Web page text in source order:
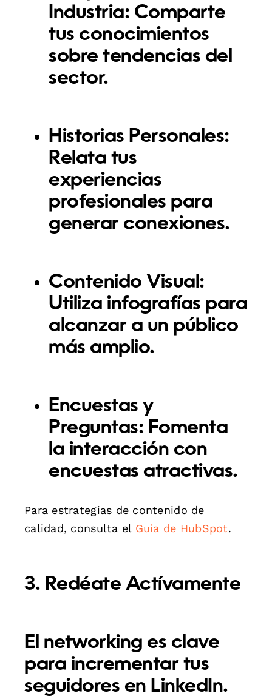
Industria: Comparte
tus conocimientos
sobre tendencias del
sector.
Historias Personales:
Relata tus
experiencias
profesionales para
generar conexiones.
Contenido Visual:
Utiliza infografías para
alcanzar a un público
más amplio.
Encuestas y
Preguntas: Fomenta
la interacción con
encuestas atractivas.
Para estrategias de contenido de
calidad, consulta el Guía de HubSpot.
3. Redéate Actívamente
El networking es clave
para incrementar tus
seguidores en LinkedIn.